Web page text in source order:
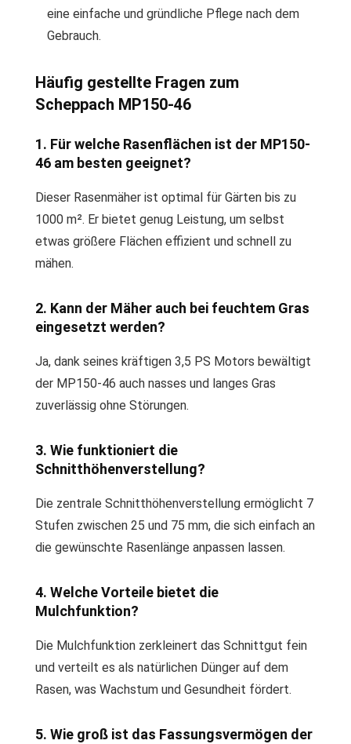
eine einfache und gründliche Pflege nach dem
Gebrauch.
Häufig gestellte Fragen zum
Scheppach MP150-46
1. Für welche Rasenflächen ist der MP150-
46 am besten geeignet?
Dieser Rasenmäher ist optimal für Gärten bis zu
1000 m². Er bietet genug Leistung, um selbst
etwas größere Flächen effizient und schnell zu
mähen.
2. Kann der Mäher auch bei feuchtem Gras
eingesetzt werden?
Ja, dank seines kräftigen 3,5 PS Motors bewältigt
der MP150-46 auch nasses und langes Gras
zuverlässig ohne Störungen.
3. Wie funktioniert die
Schnitthöhenverstellung?
Die zentrale Schnitthöhenverstellung ermöglicht 7
Stufen zwischen 25 und 75 mm, die sich einfach an
die gewünschte Rasenlänge anpassen lassen.
4. Welche Vorteile bietet die
Mulchfunktion?
Die Mulchfunktion zerkleinert das Schnittgut fein
und verteilt es als natürlichen Dünger auf dem
Rasen, was Wachstum und Gesundheit fördert.
5. Wie groß ist das Fassungsvermögen der